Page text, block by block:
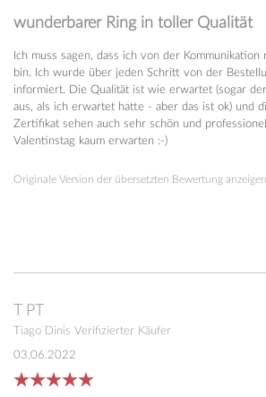
wunderbarer Ring in toller Qualität
Ich muss sagen, dass ich von der
bin. Ich wurde über jeden Schritt von der
informiert. Die Qualität ist wie erwartet (sogar
aus, als ich erwartet hatte - aber das ist ok) und
Zertifikat sehen auch sehr schön und
Valentinstag kaum erwarten :-)
Originale Version der übersetzten Bewertung anzeigen
PT
Tiago Dinis Verifizierter Käufer
03.06.2022